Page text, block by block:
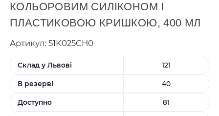
КОЛЬОРОВИМ СИЛІКОНОМ І
ПЛАСТИКОВОЮ КРИШКОЮ, 400 МЛ
Артикул: 51K025CH0
Склад у Львові 121
В резерві 40
Доступно 81